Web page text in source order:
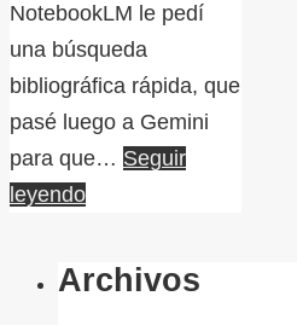
NotebookLM le pedí
una búsqueda
bibliográfica rápida, que
pasé luego a Gemini
para que… Seguir
leyendo
Archivos